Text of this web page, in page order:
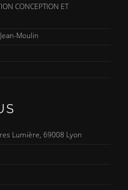
CONCEPTION ET
Moulin
Lumière, 69008 Lyon